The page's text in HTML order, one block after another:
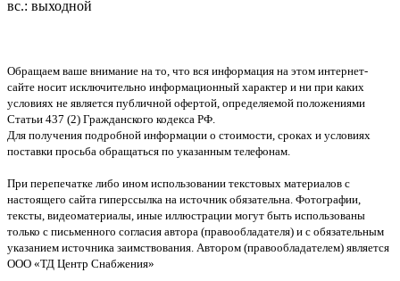
вс.: выходной
Обращаем ваше внимание на то, что вся информация на этом интернет-
сайте носит исключительно информационный характер и ни при каких
условиях не является публичной офертой, определяемой положениями
Статьи 437 (2) Гражданского кодекса РФ.
Для получения подробной информации о стоимости, сроках и условиях
поставки просьба обращаться по указанным телефонам.
При перепечатке либо ином использовании текстовых материалов с
настоящего сайта гиперссылка на источник обязательна. Фотографии,
тексты, видеоматериалы, иные иллюстрации могут быть использованы
только с письменного согласия автора (правообладателя) и с обязательным
указанием источника заимствования. Автором (правообладателем) является
ООО «ТД Центр Снабжения»